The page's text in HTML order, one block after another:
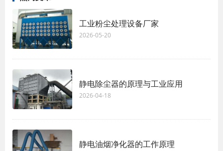
工业粉尘处理设备厂家
2026-05-20
静电除尘器的原理与工业应用
2026-04-18
静电油烟净化器的工作原理